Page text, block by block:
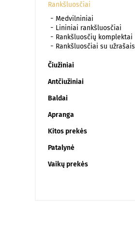
Rankšluosčiai
Medvilniniai
Lininiai rankšluosčiai
Rankšluosčių komplektai
Rankšluosčiai su užrašais
Čiužiniai
Antčiužiniai
Baldai
Apranga
Kitos prekės
Patalynė
Vaikų prekės